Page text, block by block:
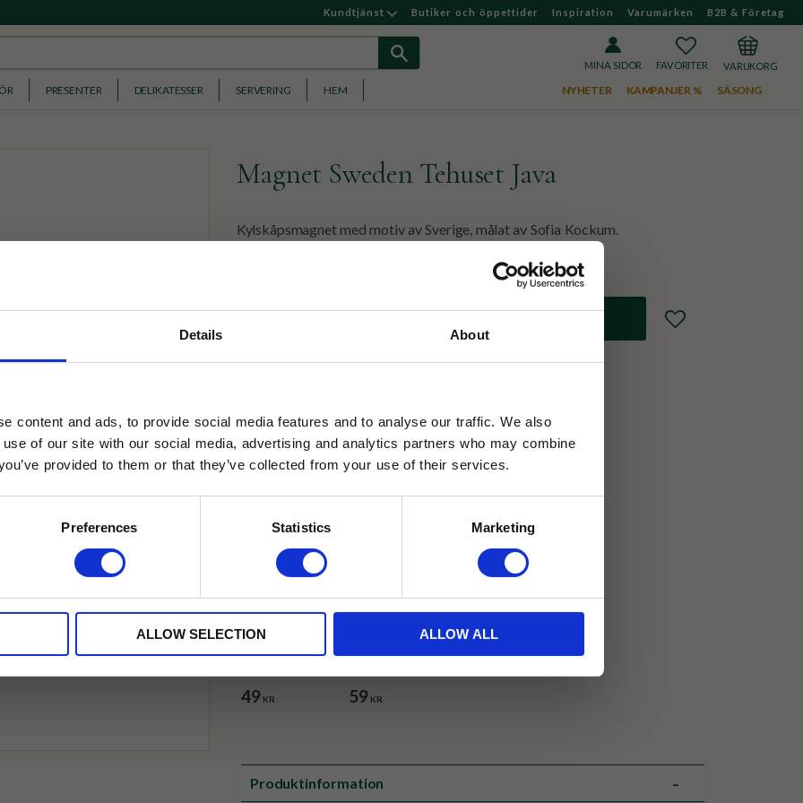
Details About
content and ads, to provide social media features and to analyse our traffic. We also
of our site with our social media, advertising and analytics partners who may combine
provided to them or that they’ve collected from your use of their services.
Preferences Statistics Marketing
ALLOW SELECTION ALLOW ALL
Kundtjänst Butiker och öppettider Inspiration Varumärken B2B & Företag
MINA SIDOR
FAVORITERKUNDVAGN
PRESENTER DELIKATESSER SERVERING HEM NYHETER KAMPANJER % SÄSONG
Magnet Sweden Tehuset Java
Kylskåpsmagnet med motiv av Sverige, målat av Sofia Kockum.
Lägg till i favoriter
✓ Betala direkt eller inom 30 dagar
Magnet Lund
49 KR
Magnet
Tehuset Java
59 KR
Produktinformation
Läs mer
Rabatten fungerar endast
med andra erbjudanden.